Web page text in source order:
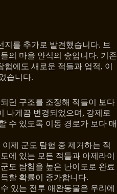
지를 추가로 발견했습니다. 브
의 마을 안식의 숲입니다. 기존
에도 새로운 적들과 업적, 이
습니다.
던 구조를 조정해 적들이 보다
나게끔 변경되었으며, 강제로
수 있도록 이동 경로가 보다 매
제 군도 탐험 중 제거하는 적
에 있는 모든 적들과 아제라이
도 탐험을 높은 난이도로 완료
할 확률이 증가합니다.
있는 전투 애완동물은 우리에